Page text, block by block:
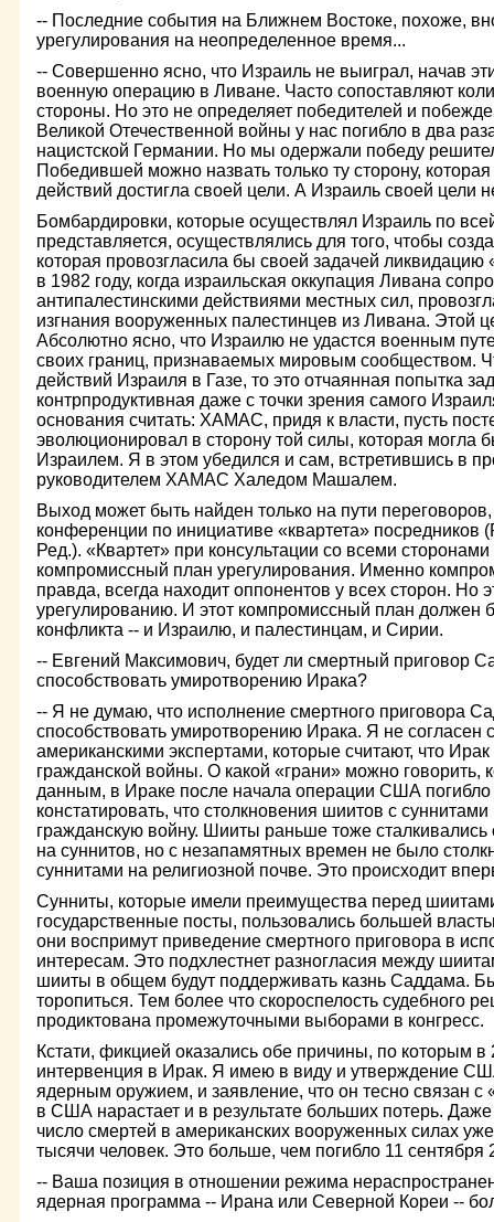
-- Последние события на Ближнем Востоке, похоже,
урегулирования на неопределенное время...
-- Совершенно ясно, что Израиль не выиграл, начав
военную операцию в Ливане. Часто сопоставляют
стороны. Но это не определяет победителей и
Великой Отечественной войны у нас погибло в два
нацистской Германии. Но мы одержали победу
Победившей можно назвать только ту сторону,
действий достигла своей цели. А Израиль своей цели
Бомбардировки, которые осуществлял Израиль по
представляется, осуществлялись для того, чтобы
которая провозгласила бы своей задачей ликвидацию
в 1982 году, когда израильская оккупация Ливана
антипалестинскими действиями местных сил,
изгнания вооруженных палестинцев из Ливана. Этой
Абсолютно ясно, что Израилю не удастся военным
своих границ, признаваемых мировым сообществом.
действий Израиля в Газе, то это отчаянная попытка
контрпродуктивная даже с точки зрения самого
основания считать: ХАМАС, придя к власти, пусть
эволюционировал в сторону той силы, которая могла
Израилем. Я в этом убедился и сам, встретившись в
руководителем ХАМАС Халедом Машалем.
Выход может быть найден только на пути
конференции по инициативе «квартета»
Ред.). «Квартет» при консультации со всеми
компромиссный план урегулирования. Именно
правда, всегда находит оппонентов у всех сторон. Но
урегулированию. И этот компромиссный план должен
конфликта -- и Израилю, и палестинцам, и Сирии.
-- Евгений Максимович, будет ли смертный приговор
способствовать умиротворению Ирака?
-- Я не думаю, что исполнение смертного приговора
способствовать умиротворению Ирака. Я не согласен
американскими экспертами, которые считают, что
гражданской войны. О какой «грани» можно говорить,
данным, в Ираке после начала операции США погибло
констатировать, что столкновения шиитов с
гражданскую войну. Шииты раньше тоже
на суннитов, но с незапамятных времен не было
суннитами на религиозной почве. Это происходит
Сунниты, которые имели преимущества перед
государственные посты, пользовались большей
они воспримут приведение смертного приговора в
интересам. Это подхлестнет разногласия между
шииты в общем будут поддерживать казнь Саддама.
торопиться. Тем более что скороспелость судебного
продиктована промежуточными выборами в конгресс.
Кстати, фикцией оказались обе причины, по которым
интервенция в Ирак. Я имею в виду и утверждение
ядерным оружием, и заявление, что он тесно связан с
в США нарастает и в результате больших потерь.
число смертей в американских вооруженных силах
тысячи человек. Это больше, чем погибло 11 сентября
-- Ваша позиция в отношении режима
ядерная программа -- Ирана или Северной Кореи --